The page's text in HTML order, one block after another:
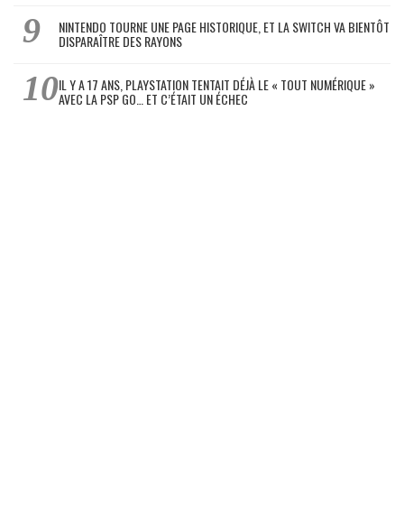
NINTENDO TOURNE UNE PAGE HISTORIQUE, ET LA SWITCH VA BIENTÔT
DISPARAÎTRE DES RAYONS
IL Y A 17 ANS, PLAYSTATION TENTAIT DÉJÀ LE « TOUT NUMÉRIQUE »
AVEC LA PSP GO… ET C’ÉTAIT UN ÉCHEC